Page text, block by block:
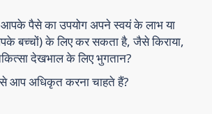
पैसे का उपयोग अपने स्वयं के लाभ या
बच्चों) के लिए कर सकता है, जैसे किराया,
देखभाल के लिए भुगतान?
आप अधिकृत करना चाहते हैं?